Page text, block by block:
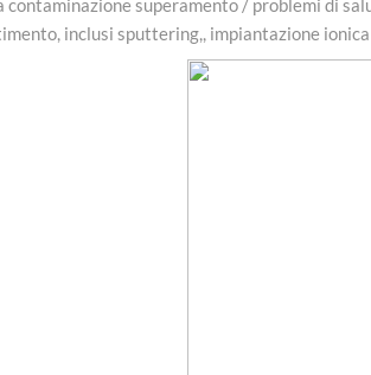
contaminazione superamento / problemi di
inclusi sputtering,, impiantazione